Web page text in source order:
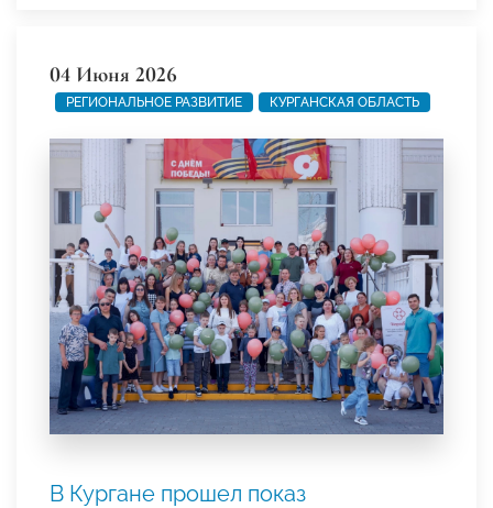
04 Июня 2026
РЕГИОНАЛЬНОЕ РАЗВИТИЕ КУРГАНСКАЯ ОБЛАСТЬ
В Кургане прошел показ